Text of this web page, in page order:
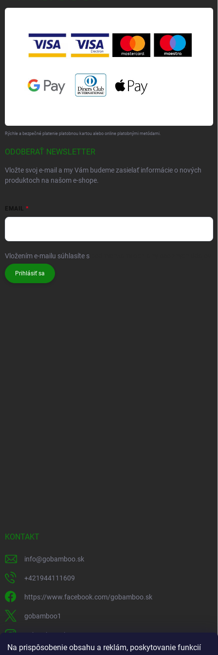
Na prispôsobenie obsahu a reklám, poskytovanie funkcií
Rýchle a bezpečné platenie platobnou kartou alebo online platobnými metódami.
ODOBERAŤ NEWSLETTER
Vložte svoj e-mail a my Vám budeme zasielať informácie o nových
produktoch na našom e-shope.
EMAIL
Vložením e-mailu súhlasíte s
Prihlásiť sa
KONTAKT
info@gobamboo.sk
+421944111609
https://www.facebook.com/gobamboo.sk
gobamboo1
gobamboo_sk